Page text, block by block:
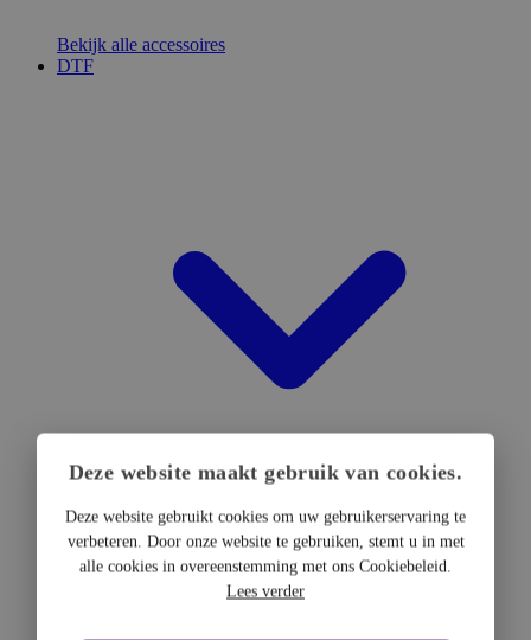
Bekijk alle accessoires
DTF
DTF Hardware
DTF Printers
Deze website maakt gebruik van cookies.
Deze website gebruikt cookies om uw gebruikerservaring te
verbeteren. Door onze website te gebruiken, stemt u in met
alle cookies in overeenstemming met ons Cookiebeleid.
Lees verder